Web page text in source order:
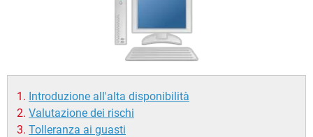
Introduzione all'alta disponibilità
Valutazione dei rischi
Tolleranza ai guasti